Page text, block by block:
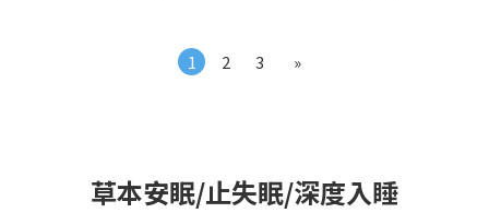
1 2 3 »
草本安眠/止失眠/深度入睡